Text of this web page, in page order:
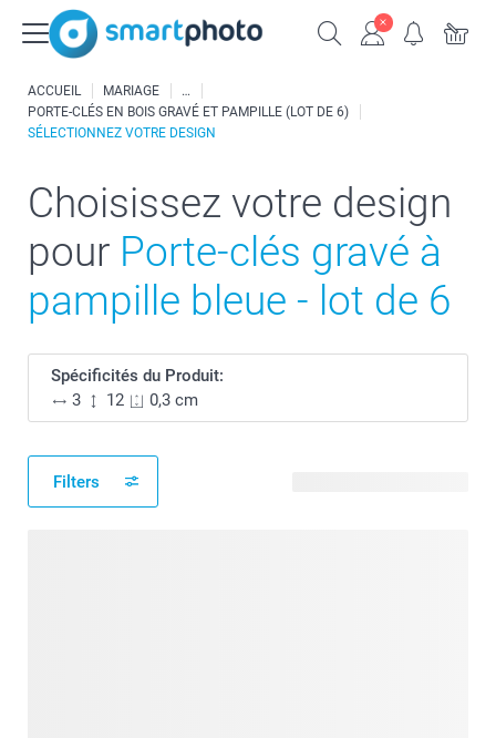
ACCUEIL
MARIAGE
PORTE-CLÉS EN BOIS GRAVÉ ET PAMPILLE (LOT DE 6)
SÉLECTIONNEZ VOTRE DESIGN
Choisissez votre design
pour Porte-clés gravé à
pampille bleue - lot de 6
Spécificités du Produit:
3
12 0,3 cm
Filters